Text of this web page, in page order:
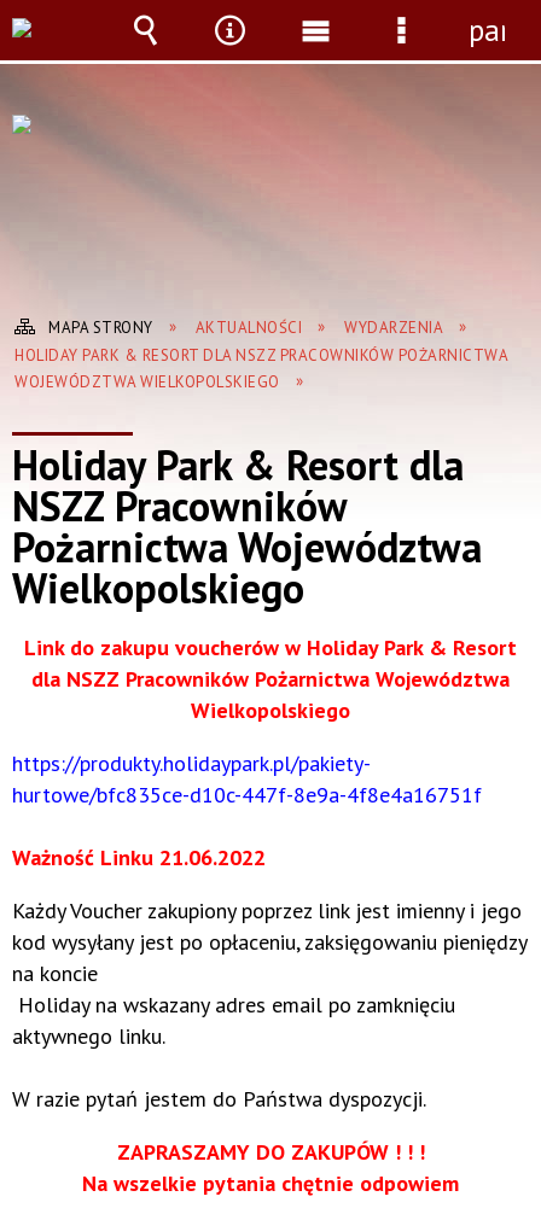
MAPA STRONY AKTUALNOŚCI
WYDARZENIA
HOLIDAY PARK & RESORT DLA NSZZ PRACOWNIKÓW POŻARNICTWA
WOJEWÓDZTWA WIELKOPOLSKIEGO
Holiday Park & Resort dla
NSZZ Pracowników
Pożarnictwa Województwa
Wielkopolskiego
Link do zakupu voucherów w Holiday Park & Resort
dla NSZZ Pracowników Pożarnictwa Województwa
Wielkopolskiego
https://produkty.holidaypark.pl/pakiety-
hurtowe/bfc835ce-d10c-447f-8e9a-4f8e4a16751f
Ważność Linku 21.06.2022
Każdy Voucher zakupiony poprzez link jest imienny i jego
kod wysyłany jest po opłaceniu, zaksięgowaniu pieniędzy
na koncie
Holiday na wskazany adres email po zamknięciu
aktywnego linku.
W razie pytań jestem do Państwa dyspozycji.
ZAPRASZAMY DO ZAKUPÓW ! ! !
Na wszelkie pytania chętnie odpowiem
Wyszukiwarka
Narzędzia
Menu
główne
Menu
panel